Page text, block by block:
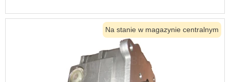
Na stanie w magazynie centralnym